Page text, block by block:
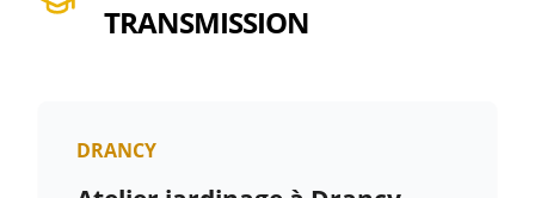
TRANSMISSION
DRANCY